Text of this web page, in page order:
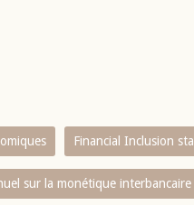
Financial Inclusion
sur la monétique interbancaire